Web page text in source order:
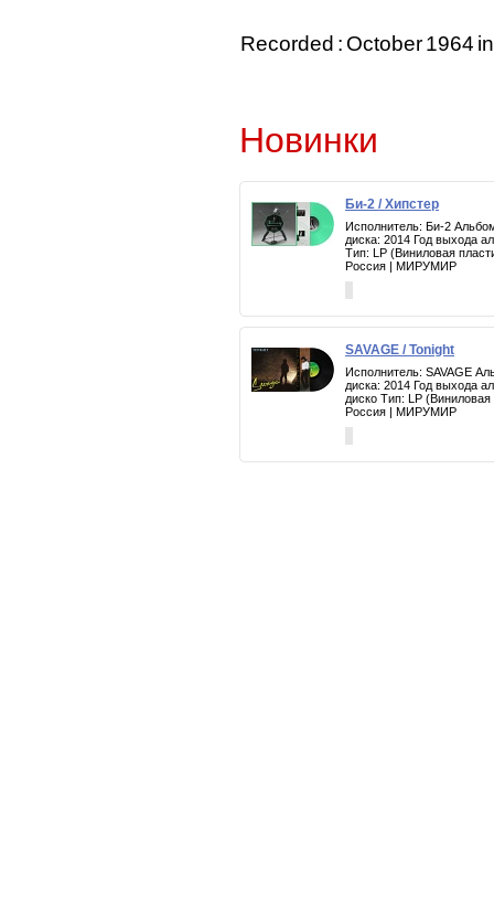
Recorded : October 1964
Новинки
Би-2 / Хипстер
Исполнитель: Би-2
диска: 2014 Год выхода
Тип: LP (Виниловая
Россия | МИРУМИР
SAVAGE / Tonight
Исполнитель: SAVAGE
диска: 2014 Год выхода
диско Тип: LP
Россия | МИРУМИР